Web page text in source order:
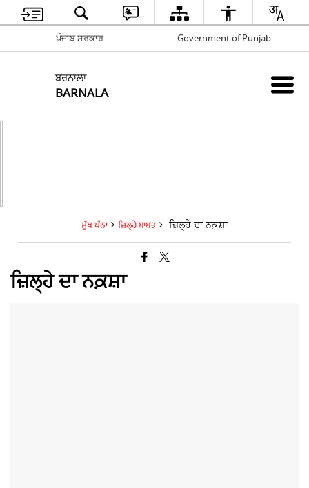
ਪੰਜਾਬ ਸਰਕਾਰ Government of Punjab
ਬਰਨਾਲਾ
BARNALA
ਮੁੱਖ ਪੰਨਾ ਜ਼ਿਲ੍ਹੇ ਬਾਬਤ ਜ਼ਿਲ੍ਹੇ ਦਾ ਨਕ਼ਸ਼ਾ
ਜ਼ਿਲ੍ਹੇ ਦਾ ਨਕ਼ਸ਼ਾ